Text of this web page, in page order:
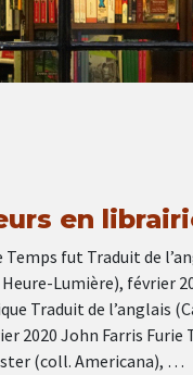
en
Temps fut Traduit de
Lumière), février
Traduit de l’anglais
2020 John Farris
(coll. Americana), …